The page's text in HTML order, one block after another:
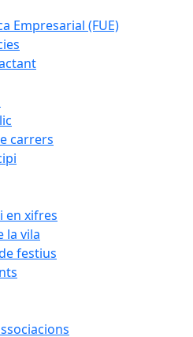
Empresarial (FUE)
carrers
en xifres
la vila
festius